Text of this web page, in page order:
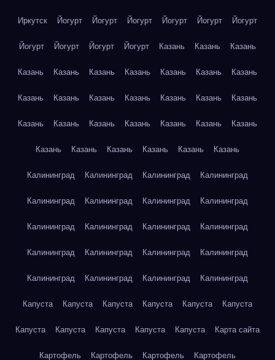
Иркутск Йогурт Йогурт Йогурт Йогурт Йогурт Йогурт
Йогурт Йогурт Йогурт Йогурт Казань Казань Казань
Казань Казань Казань Казань Казань Казань Казань
Казань Казань Казань Казань Казань Казань Казань
Казань Казань Казань Казань Казань Казань Казань
Казань Казань Казань Казань Казань Казань
Калининград Калининград Калининград Калининград
Калининград Калининград Калининград Калининград
Калининград Калининград Калининград Калининград
Калининград Калининград Калининград Калининград
Калининград Калининград Калининград Калининград
Капуста Капуста Капуста Капуста Капуста Капуста
Капуста Капуста Капуста Капуста Капуста Карта сайта
Картофель Картофель Картофель Картофель